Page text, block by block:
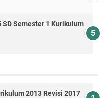
SD Semester 1 Kurikulum
2013 Revisi 2017